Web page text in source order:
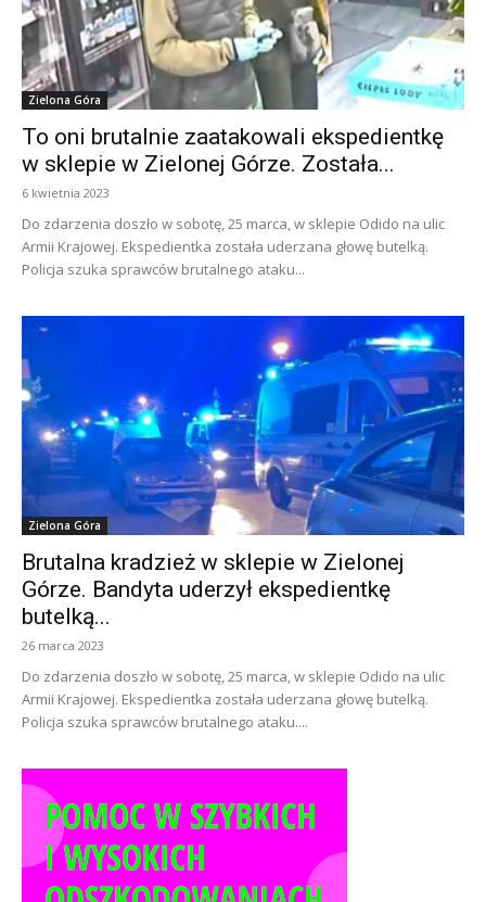
Zielona Góra
To oni brutalnie zaatakowali ekspedientkę
w sklepie w Zielonej Górze. Została...
6 kwietnia 2023
Do zdarzenia doszło w sobotę, 25 marca, w sklepie Odido na ulic
Armii Krajowej. Ekspedientka została uderzana głowę butelką.
Policja szuka sprawców brutalnego ataku...
Zielona Góra
Brutalna kradzież w sklepie w Zielonej
Górze. Bandyta uderzył ekspedientkę
butelką...
26 marca 2023
Do zdarzenia doszło w sobotę, 25 marca, w sklepie Odido na ulic
Armii Krajowej. Ekspedientka została uderzana głowę butelką.
Policja szuka sprawców brutalnego ataku....